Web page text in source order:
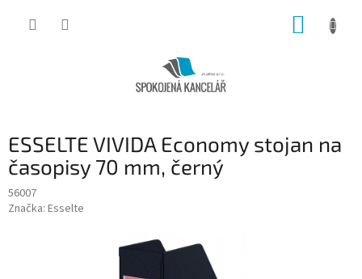
ESSELTE VIVIDA Economy stojan na
časopisy 70 mm, černý
56007
Značka: Esselte